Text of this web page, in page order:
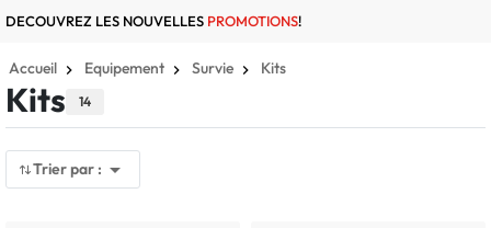
DECOUVREZ LES NOUVELLES PROMOTIONS!
Accueil Equipement Survie Kits
Kits 14
Trier par : 